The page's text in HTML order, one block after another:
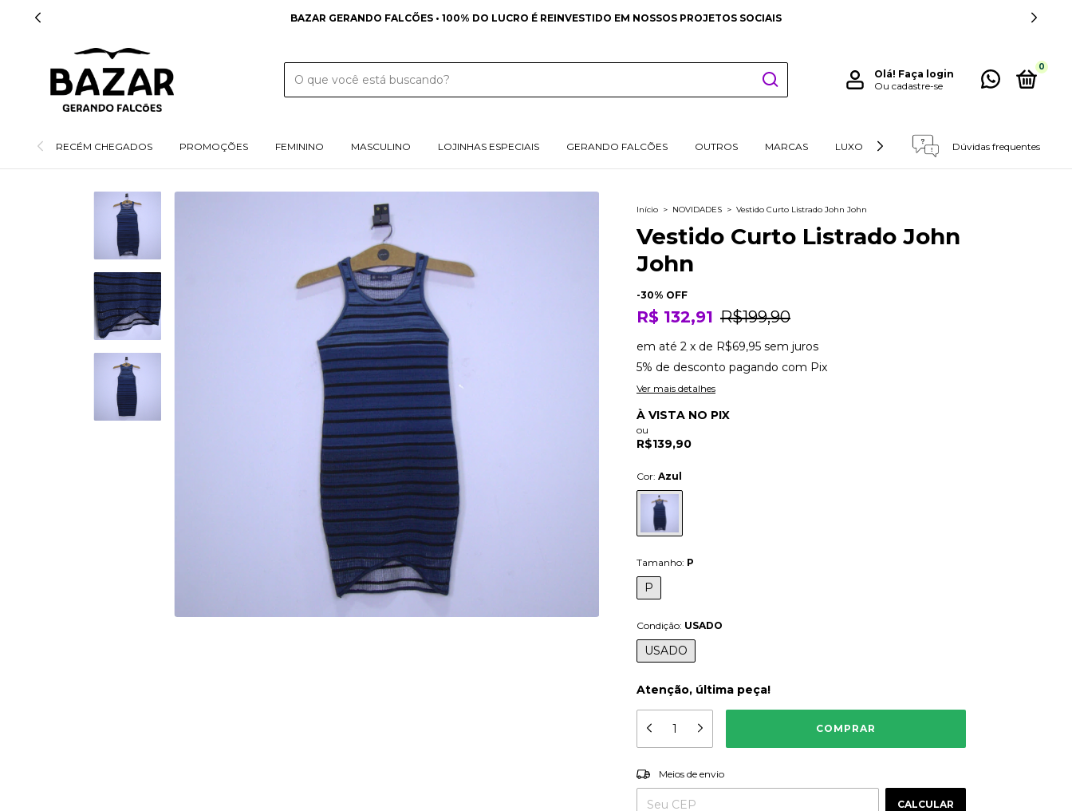
BAZAR GERANDO FALCÕES • 100% DO LUCRO É REINVESTIDO EM NOSSOS PROJETOS SOCIAIS
Olá! Faça login
Ou cadastre-se
0
RECÉM CHEGADOS PROMOÇÕES FEMININO MASCULINO LOJINHAS ESPECIAIS GERANDO FALCÕES OUTROS MARCAS LUXO RETIRADAS E DEVOLUÇÕES
Dúvidas frequentes
Início > NOVIDADES > Vestido Curto Listrado John John
Vestido Curto Listrado John
John
-30% OFF
R$ 132,91 R$199,90
em até 2 x de R$69,95 sem juros
5% de desconto pagando com Pix
Ver mais detalhes
À VISTA NO PIX
ou
R$139,90
Cor: Azul
Tamanho: P
P
Condição: USADO
USADO
Atenção, última peça!
Entregas para o CEP:
Meios de envio
CALCULAR